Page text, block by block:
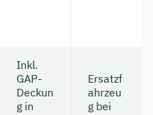
Inkl.
GAP-
Deckun
g in
Ersatzf
ahrzeu
g bei